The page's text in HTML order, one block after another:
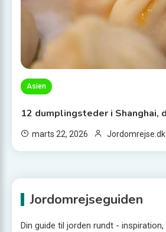
Asien
12 dumplingsteder i Shanghai,
marts 22, 2026 Jordomrejse.dk
Jordomrejseguiden
Din guide til jorden rundt -